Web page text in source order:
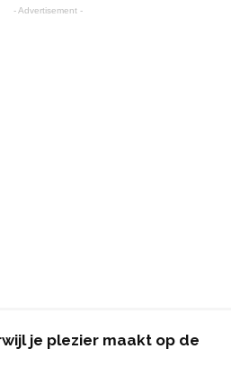
- Advertisement -
je plezier maakt op de